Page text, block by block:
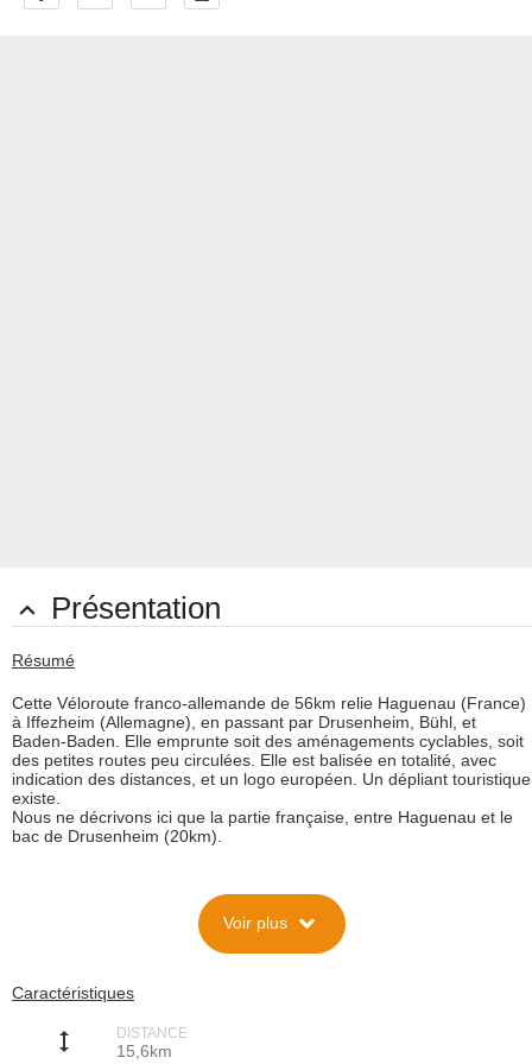
 Présentation
Résumé
Cette Véloroute franco-allemande de 56km relie Haguenau (France)
à Iffezheim (Allemagne), en passant par Drusenheim, Bühl, et
Baden-Baden. Elle emprunte soit des aménagements cyclables, soit
des petites routes peu circulées. Elle est balisée en totalité, avec
indication des distances, et un logo européen. Un dépliant touristique
existe.
Nous ne décrivons ici que la partie française, entre Haguenau et le
bac de Drusenheim (20km).
Cette Véloroute franco-allemande de 56km relie Haguenau (France)
à Iffezheim (Allemagne), en passant par Drusenheim, Bühl, et
du Bas-Rhin, de réaliser ce parcours cyclable PAMINA.
cyclables, soit des petites routes peu circulées. Elle est balisée en
totalité, avec indication des distances, et un logo européen. Un
Voir plus expand_more
Caractéristiques
height DISTANCE
15,6km